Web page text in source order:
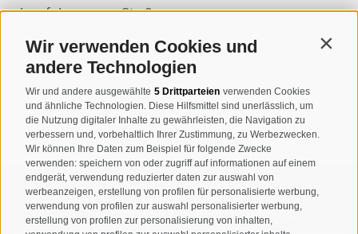
Wir verwenden Cookies und
andere Technologien
Wir und andere ausgewählte 5 Drittparteien verwenden Cookies
und ähnliche Technologien. Diese Hilfsmittel sind unerlässlich, um
die Nutzung digitaler Inhalte zu gewährleisten, die Navigation zu
verbessern und, vorbehaltlich Ihrer Zustimmung, zu Werbezwecken.
Wir können Ihre Daten zum Beispiel für folgende Zwecke
verwenden: speichern von oder zugriff auf informationen auf einem
endgerät, verwendung reduzierter daten zur auswahl von
werbeanzeigen, erstellung von profilen für personalisierte werbung,
verwendung von profilen zur auswahl personalisierter werbung,
erstellung von profilen zur personalisierung von inhalten,
Josef-Jungmann-Str. 8
MWSt.-Nr: 00518320213
T+39 0474 678076
info@taufers.com
Newsletteranmeldung